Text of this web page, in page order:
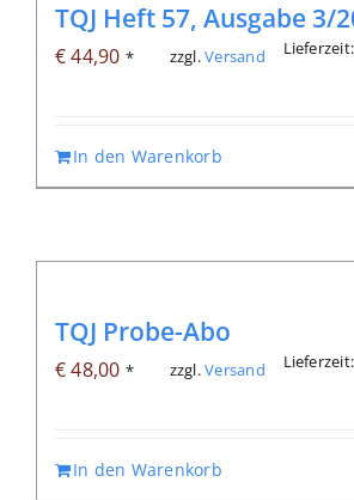
TQJ Heft 57, Ausgabe 3/
€44,90 * zzgl.Versand
In den Warenkorb
TQJ Probe-Abo
€48,00 * zzgl.Versand
In den Warenkorb